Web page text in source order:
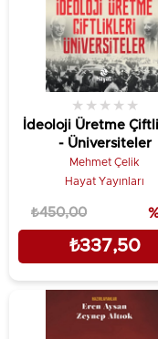
İdeoloji Üretme
- Üniversiteler
★ ★ ★ ★ ★
Mehmet Çelik
Hayat Yayınları
₺337,50
₺450,00